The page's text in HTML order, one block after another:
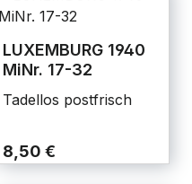
LUXEMBURG 1940
MiNr. 17-32
Tadellos postfrisch
8,50 €